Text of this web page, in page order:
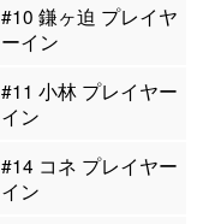
#10 鎌ヶ迫 プレイヤ
ーイン
#11 小林 プレイヤー
イン
#14 コネ プレイヤー
イン